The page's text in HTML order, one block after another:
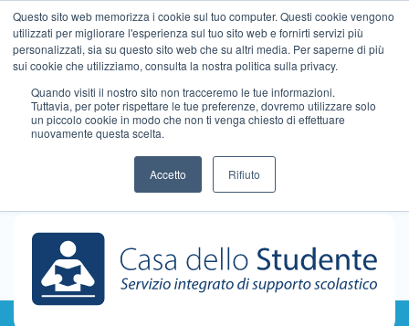
Questo sito web memorizza i cookie sul tuo computer. Questi cookie vengono
utilizzati per migliorare l'esperienza sul tuo sito web e fornirti servizi più
personalizzati, sia su questo sito web che su altri media. Per saperne di più
sui cookie che utilizziamo, consulta la nostra politica sulla privacy.
Quando visiti il ​​nostro sito non tracceremo le tue informazioni.
Tuttavia, per poter rispettare le tue preferenze, dovremo utilizzare solo
un piccolo cookie in modo che non ti venga chiesto di effettuare
nuovamente questa scelta.
Accetto Rifiuto